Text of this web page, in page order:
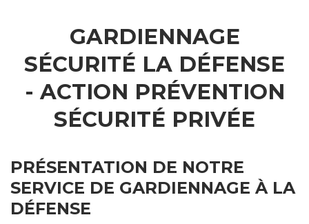
GARDIENNAGE
SÉCURITÉ LA DÉFENSE
- ACTION PRÉVENTION
SÉCURITÉ PRIVÉE
PRÉSENTATION DE NOTRE
SERVICE DE GARDIENNAGE À LA
DÉFENSE